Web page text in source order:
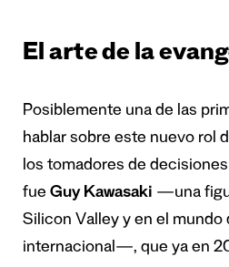
El arte de la
Posiblemente una de las
hablar sobre este nuevo rol
los tomadores de
fue Guy Kawasaki —una
Silicon Valley y en el mundo
internacional—, que ya en